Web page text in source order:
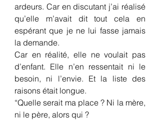
ardeurs. Car en discutant j’ai réalisé
qu’elle m’avait dit tout cela en
espérant que je ne lui fasse jamais
la demande.
Car en réalité, elle ne voulait pas
d’enfant. Elle n’en ressentait ni le
besoin, ni l’envie. Et la liste des
raisons était longue.
“Quelle serait ma place ? Ni la mère,
ni le père, alors qui ?